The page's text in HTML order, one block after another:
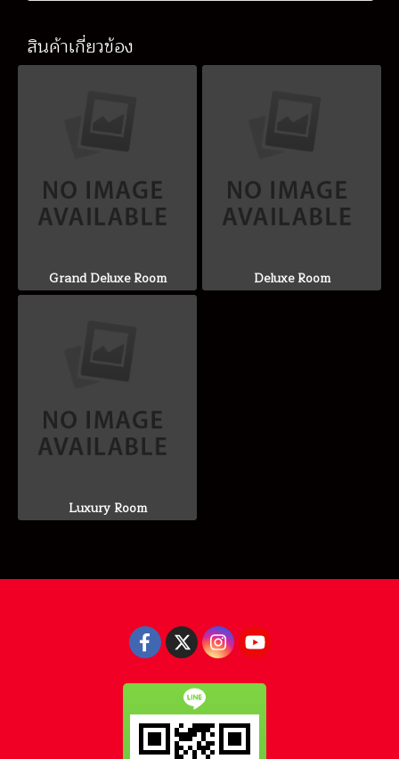
สินค้าเกี่ยวข้อง
Grand Deluxe Room Deluxe Room
Luxury Room